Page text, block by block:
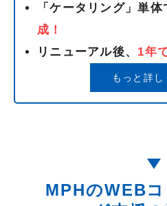
「ケータリング」単体
成！
リニューアル後、 1年
もっと詳し
MPHのWEB